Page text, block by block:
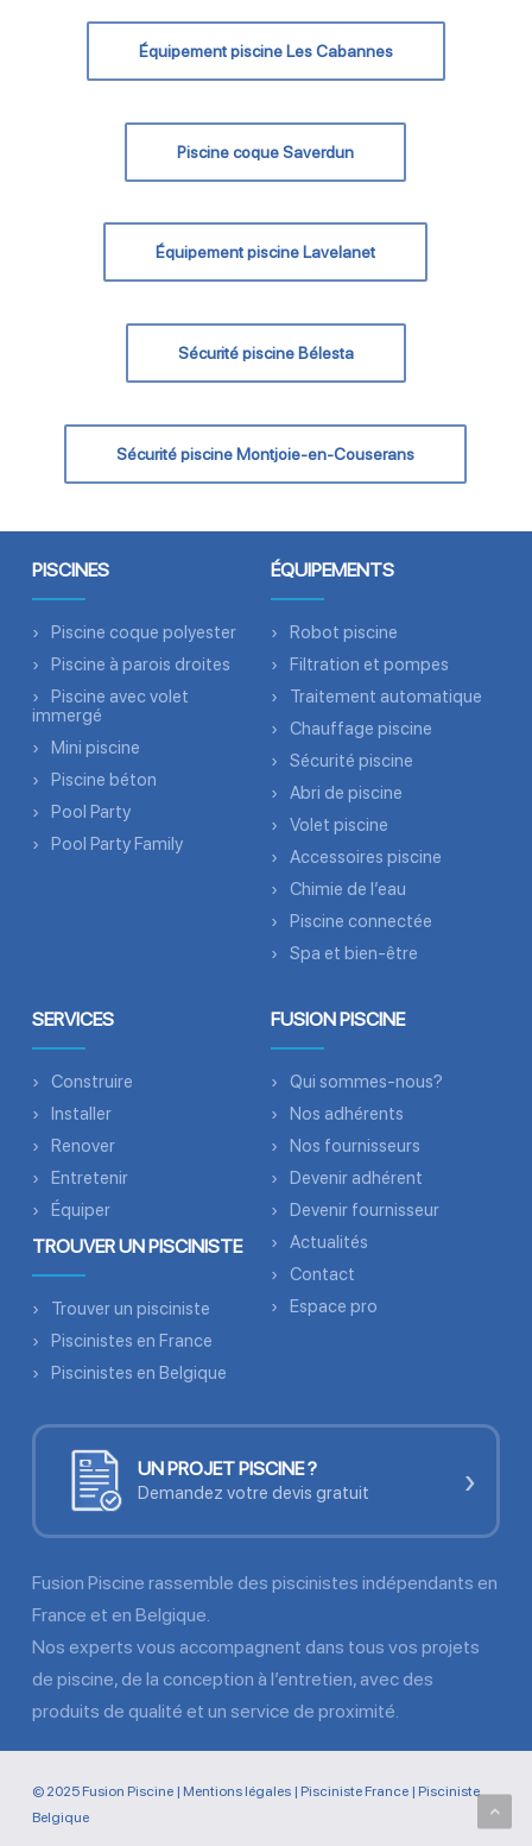
Équipement piscine Les Cabannes
Piscine coque Saverdun
Équipement piscine Lavelanet
Sécurité piscine Bélesta
Sécurité piscine Montjoie-en-Couserans
PISCINES
Piscine coque polyester
Piscine à parois droites
Piscine avec volet
immergé
Mini piscine
Piscine béton
Pool Party
Pool Party Family
ÉQUIPEMENTS
Robot piscine
Filtration et pompes
Traitement automatique
Chauffage piscine
Sécurité piscine
Abri de piscine
Volet piscine
Accessoires piscine
Chimie de l’eau
Piscine connectée
Spa et bien-être
SERVICES
Construire
Installer
Renover
Entretenir
Équiper
TROUVER UN PISCINISTE
Trouver un pisciniste
Piscinistes en France
Piscinistes en Belgique
FUSION PISCINE
Qui sommes-nous?
Nos adhérents
Nos fournisseurs
Devenir adhérent
Devenir fournisseur
Actualités
Contact
Espace pro
UN PROJET PISCINE ?
Demandez votre devis gratuit ›
Fusion Piscine rassemble des piscinistes indépendants en
France et en Belgique.
Nos experts vous accompagnent dans tous vos projets
de piscine, de la conception à l’entretien, avec des
produits de qualité et un service de proximité.
© 2025 Fusion Piscine | Mentions légales| Pisciniste France| Pisciniste
Belgique